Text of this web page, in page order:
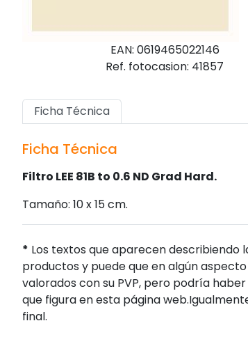
EAN: 0619465022146
Ref. fotocasion: 41857
Ficha Técnica
Ficha Técnica
Filtro LEE 81B to 0.6 ND Grad Hard.
Tamaño: 10 x 15 cm.
* Los textos que aparecen
productos y puede que en algún
valorados con su PVP, pero podría
que figura en esta página
final.